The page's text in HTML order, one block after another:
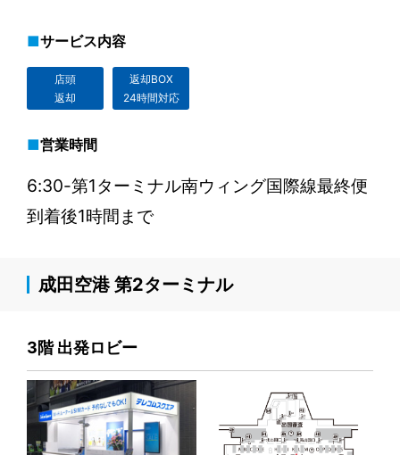
サービス内容
店頭
返却
返却BOX
24時間対応
営業時間
6:30-第1ターミナル南ウィング国際線最終便
到着後1時間まで
成田空港 第2ターミナル
3階 出発ロビー